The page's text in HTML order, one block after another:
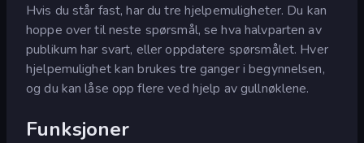
Hvis du står fast, har du tre hjelpemuligheter. Du kan
hoppe over til neste spørsmål, se hva halvparten av
publikum har svart, eller oppdatere spørsmålet. Hver
hjelpemulighet kan brukes tre ganger i begynnelsen,
og du kan låse opp flere ved hjelp av gullnøklene.
Funksjoner